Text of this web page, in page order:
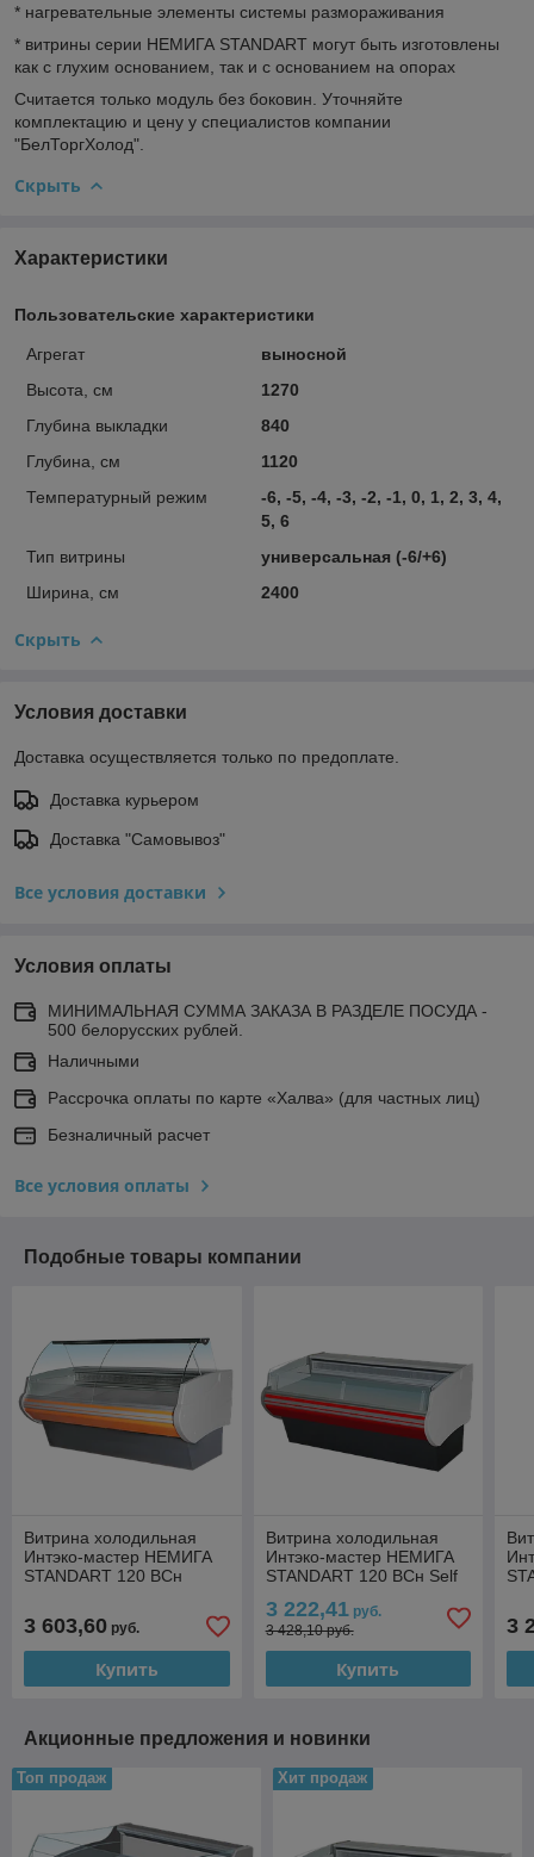
* нагревательные элементы системы размораживания
* витрины серии НЕМИГА STANDART могут быть изготовлены
как с глухим основанием, так и с основанием на опорах
Считается только модуль без боковин. Уточняйте
комплектацию и цену у специалистов компании
"БелТоргХолод".
Скрыть
Характеристики
Пользовательские характеристики
Агрегат
выносной
Высота, см
1270
Глубина выкладки
840
Глубина, см
1120
Температурный режим
-6, -5, -4, -3, -2, -1, 0, 1, 2, 3, 4,
5, 6
Тип витрины
универсальная (-6/+6)
Ширина, см
2400
Скрыть
Условия доставки
Доставка осуществляется только по предоплате.
Доставка курьером
Доставка "Самовывоз"
Все условия доставки
Условия оплаты
МИНИМАЛЬНАЯ СУММА ЗАКАЗА В РАЗДЕЛЕ ПОСУДА -
500 белорусских рублей.
Наличными
Рассрочка оплаты по карте «Халва» (для частных лиц)
Безналичный расчет
Все условия оплаты
Подобные товары компании
Витрина холодильная
Интэко-мастер НЕМИГА
STANDART 120 ВСн
3 603,60 руб.
Купить
Витрина холодильная
Интэко-мастер НЕМИГА
STANDART 120 ВСн Self
3 222,41руб.
3 428,10 руб.
Купить
3
Акционные предложения и новинки
Топ продаж Хит продаж